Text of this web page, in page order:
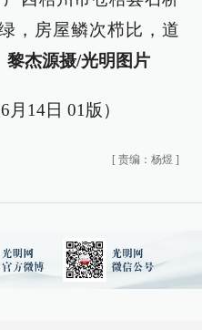
，房屋鳞次栉比，道
黎杰源摄/光明图片
月14日 01版）
[ 责编：杨煜 ]